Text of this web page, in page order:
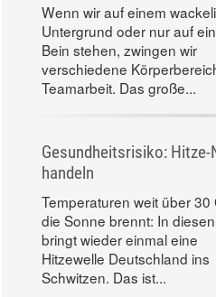
Wenn wir auf einem
Untergrund oder nur auf
Bein stehen, zwingen wir
verschiedene
Teamarbeit. Das große...
Gesundheitsrisiko:
handeln
Temperaturen weit über 30
die Sonne brennt: In
bringt wieder einmal eine
Hitzewelle Deutschland ins
Schwitzen. Das ist...